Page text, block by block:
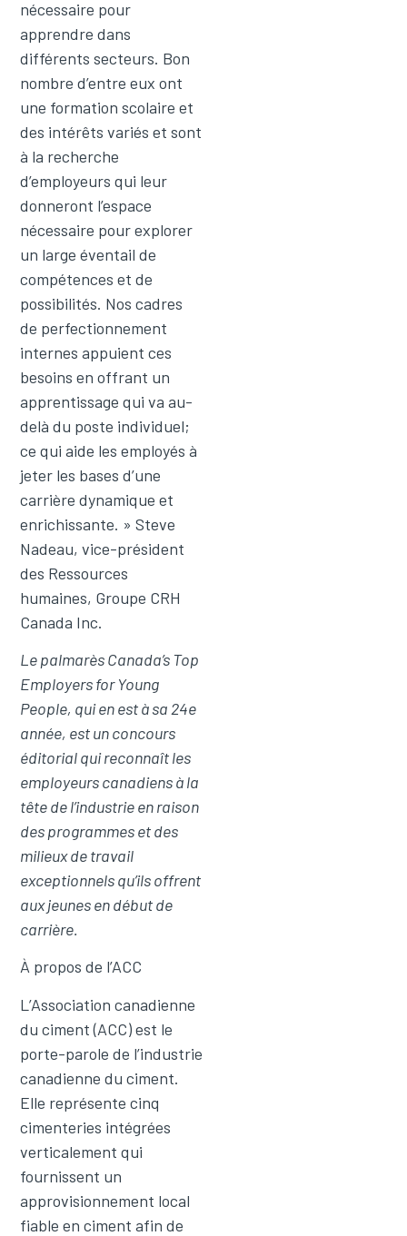
nécessaire pour
apprendre dans
différents secteurs. Bon
nombre d’entre eux ont
une formation scolaire et
des intérêts variés et sont
à la recherche
d’employeurs qui leur
donneront l’espace
nécessaire pour explorer
un large éventail de
compétences et de
possibilités. Nos cadres
de perfectionnement
internes appuient ces
besoins en offrant un
apprentissage qui va au-
delà du poste individuel;
ce qui aide les employés à
jeter les bases d’une
carrière dynamique et
enrichissante. » Steve
Nadeau, vice-président
des Ressources
humaines, Groupe CRH
Canada Inc.
Le palmarès Canada’s Top
Employers for Young
People, qui en est à sa 24e
année, est un concours
éditorial qui reconnaît les
employeurs canadiens à la
tête de l’industrie en raison
des programmes et des
milieux de travail
exceptionnels qu’ils offrent
aux jeunes en début de
carrière.
À propos de l’ACC
L’Association canadienne
du ciment (ACC) est le
porte-parole de l’industrie
canadienne du ciment.
Elle représente cinq
cimenteries intégrées
verticalement qui
fournissent un
approvisionnement local
fiable en ciment afin de